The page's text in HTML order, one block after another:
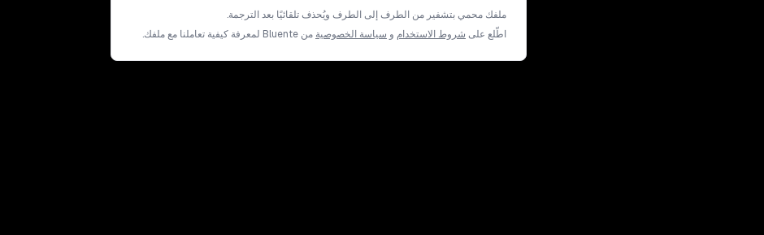
ملفك محمي بتشفير من الطرف إلى الطرف ويُحذف تلقائيًا بعد الترجمة.
اطّلع على شروط الاستخدام و سياسة الخصوصية من Bluente لمعرفة كيفية تعاملنا مع ملفك.